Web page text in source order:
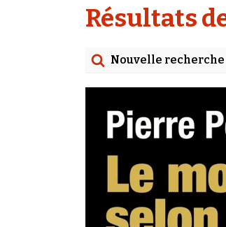
Résultats
Nouvelle recherche
Date
Rechercher dans tous
Cibler votre recherche
Rechercher